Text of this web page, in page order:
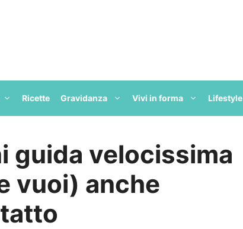
Ricette Gravidanza Vivi in forma Lifestyle
guida velocissima
vuoi) anche